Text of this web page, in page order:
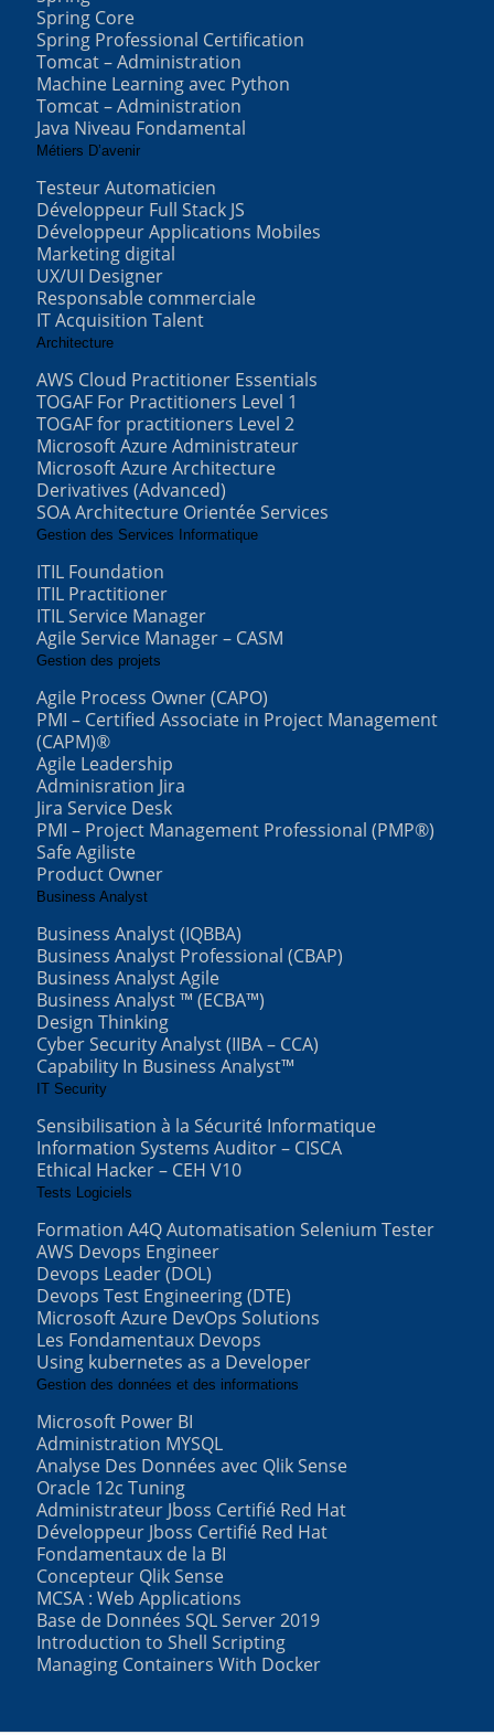
Spring Core
Spring Professional Certification
Tomcat – Administration
Machine Learning avec Python
Tomcat – Administration
Java Niveau Fondamental
Métiers D’avenir
Testeur Automaticien
Développeur Full Stack JS
Développeur Applications Mobiles
Marketing digital
UX/UI Designer
Responsable commerciale
IT Acquisition Talent
Architecture
AWS Cloud Practitioner Essentials
TOGAF For Practitioners Level 1
TOGAF for practitioners Level 2
Microsoft Azure Administrateur
Microsoft Azure Architecture
Derivatives (Advanced)
SOA Architecture Orientée Services
Gestion des Services Informatique
ITIL Foundation
ITIL Practitioner
ITIL Service Manager
Agile Service Manager – CASM
Gestion des projets
Agile Process Owner (CAPO)
PMI – Certified Associate in Project Management
(CAPM)®
Agile Leadership
Adminisration Jira
Jira Service Desk
PMI – Project Management Professional (PMP®)
Safe Agiliste
Product Owner
Business Analyst
Business Analyst (IQBBA)
Business Analyst Professional (CBAP)
Business Analyst Agile
Business Analyst ™ (ECBA™)
Design Thinking
Cyber Security Analyst (IIBA – CCA)
Capability In Business Analyst™
IT Security
Sensibilisation à la Sécurité Informatique
Information Systems Auditor – CISCA
Ethical Hacker – CEH V10
Tests Logiciels
Formation A4Q Automatisation Selenium Tester
AWS Devops Engineer
Devops Leader (DOL)
Devops Test Engineering (DTE)
Microsoft Azure DevOps Solutions
Les Fondamentaux Devops
Using kubernetes as a Developer
Gestion des données et des informations
Microsoft Power BI
Administration MYSQL
Analyse Des Données avec Qlik Sense
Oracle 12c Tuning
Administrateur Jboss Certifié Red Hat
Développeur Jboss Certifié Red Hat
Fondamentaux de la BI
Concepteur Qlik Sense
MCSA : Web Applications
Base de Données SQL Server 2019
Introduction to Shell Scripting
Managing Containers With Docker